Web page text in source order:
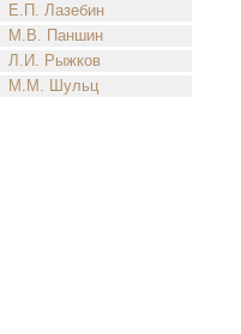
Е.П. Лазебин
М.В. Паншин
Л.И. Рыжков
М.М. Шульц